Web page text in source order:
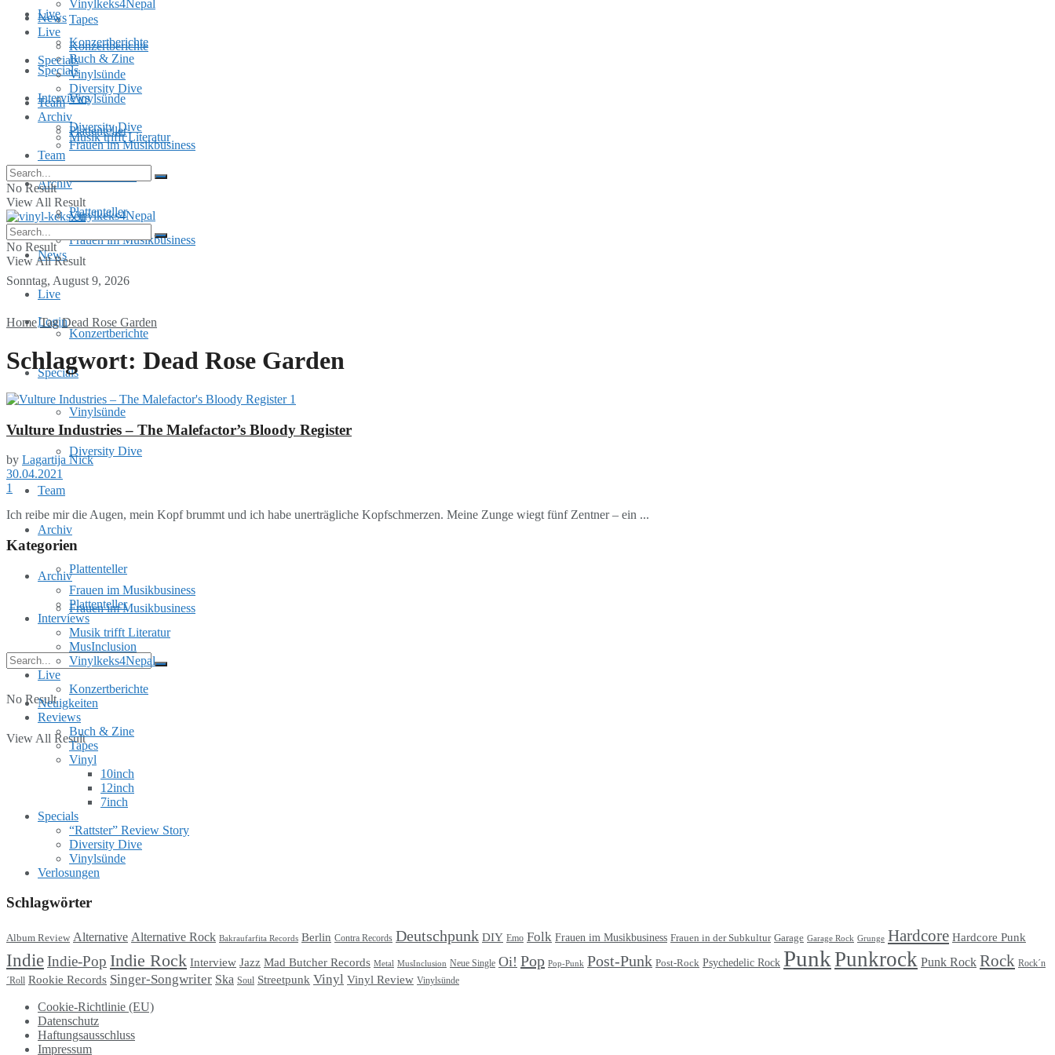
Live
Konzertberichte
Specials
Vinylsünde
Diversity Dive
Team
Archiv
Plattenteller
Frauen im Musikbusiness
Sonntag, August 9, 2026
Login
Tapes
Buch & Zine
Interviews
Musik trifft Literatur
Vinylkeks4Nepal
News
Live
Konzertberichte
Specials
Vinylsünde
Diversity Dive
Team
Archiv
Plattenteller
Frauen im Musikbusiness
No Result
View All Result
Vinylkeks4Nepal
News
Live
Konzertberichte
Specials
Vinylsünde
Diversity Dive
Team
Archiv
Plattenteller
Frauen im Musikbusiness
No Result
View All Result
No Result
View All Result
Home Tag Dead Rose Garden
Schlagwort: Dead Rose Garden
Vulture Industries – The Malefactor’s Bloody Register
by Lagartija Nick
30.04.2021
1
Ich reibe mir die Augen, mein Kopf brummt und ich habe unerträgliche Kopfschmerzen. Meine Zunge wiegt fünf Zentner – ein ...
Kategorien
Archiv
Frauen im Musikbusiness
Plattenteller
Interviews
Musik trifft Literatur
MusInclusion
Vinylkeks4Nepal
Live
Konzertberichte
Neuigkeiten
Reviews
Buch & Zine
Tapes
Vinyl
10inch
12inch
7inch
Specials
“Rattster” Review Story
Diversity Dive
Vinylsünde
Verlosungen
Schlagwörter
Album Review Alternative Alternative Rock Bakraufarfita Records Berlin Contra Records Deutschpunk DIY Emo Folk Frauen im Musikbusiness Frauen in der Subkultur Garage Garage Rock Grunge Hardcore Hardcore Punk
IndieIndie-Pop Indie Rock Interview Jazz Mad Butcher Records Metal MusInclusion Neue Single Oi! Pop Pop-Punk Post-Punk Post-Rock Psychedelic Rock PunkPunkrock Punk Rock Rock Rock´n
´Roll Rookie Records Singer-Songwriter Ska Soul Streetpunk Vinyl Vinyl Review Vinylsünde
Cookie-Richtlinie (EU)
Datenschutz
Haftungsausschluss
Impressum